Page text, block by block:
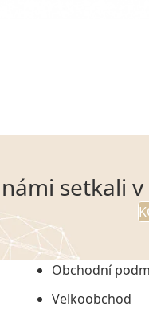
setkali
Obchodní
Velkoobchod